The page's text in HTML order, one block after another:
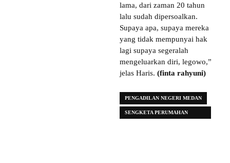
lama, dari zaman 20 tahun
lalu sudah dipersoalkan.
Supaya apa, supaya mereka
yang tidak mempunyai hak
lagi supaya segeralah
mengeluarkan diri, legowo,”
jelas Haris. (finta rahyuni)
PENGADILAN NEGERI MEDAN
SENGKETA PERUMAHAN